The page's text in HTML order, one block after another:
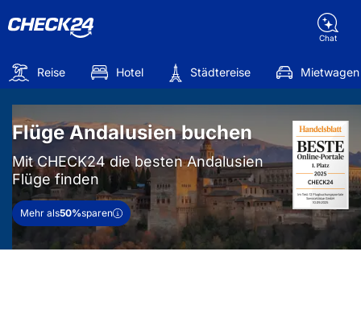
Chat
Reise Hotel Städtereise Mietwagen
Flüge Andalusien buchen
Mit CHECK24 die besten Andalusien
Flüge finden
Mehr als50%sparen